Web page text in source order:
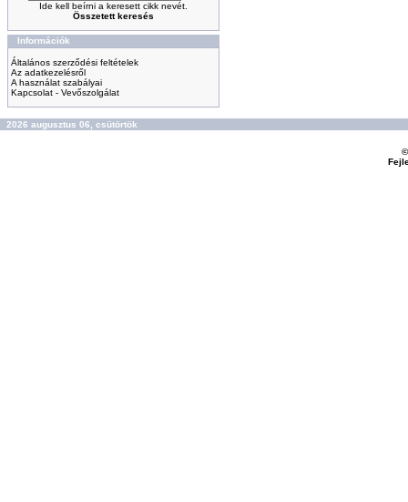
Ide kell beírni a keresett cikk nevét.
Összetett keresés
Információk
Általános szerződési feltételek
Az adatkezelésről
A használat szabályai
Kapcsolat - Vevőszolgálat
2026 augusztus 06, csütörtök